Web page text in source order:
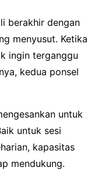
berakhir dengan
menyusut. Ketika
ingin terganggu
kedua ponsel
untuk
untuk sesi
kapasitas
mendukung.